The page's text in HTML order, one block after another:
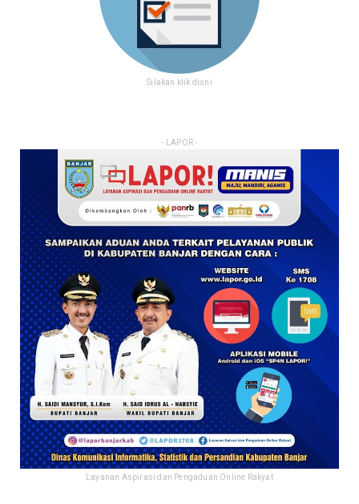
Silakan klik disni
- LAPOR -
Layanan Aspirasi dan Pengaduan Online Rakyat